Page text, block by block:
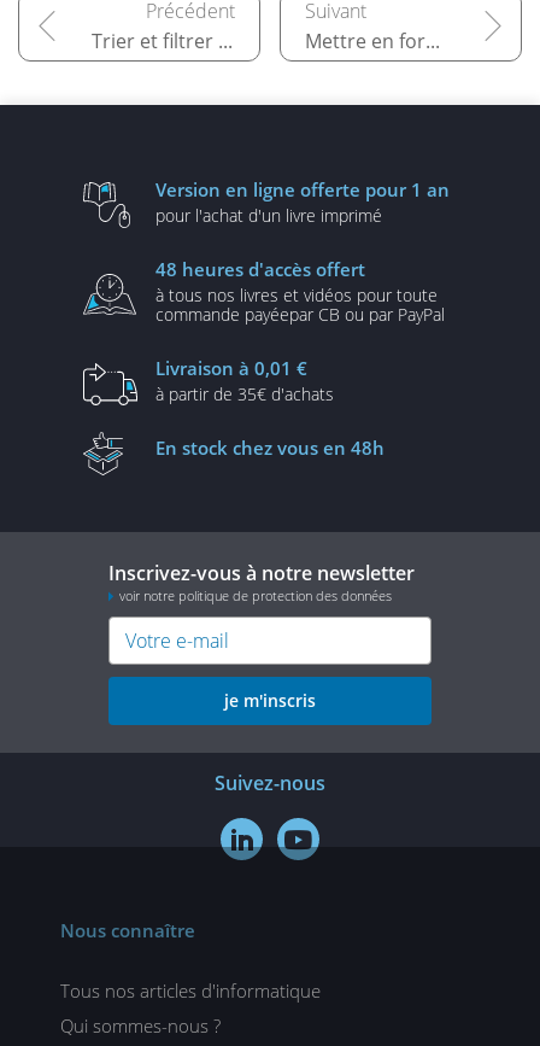
Trier et filtrer de grands ensembles de données Mettre en forme les résultats
Version en ligne offerte pour 1 an
pour l'achat d'un livre imprimé
48 heures d'accès offert
à tous nos livres et vidéos pour toute
commande payéepar CB ou par PayPal
Livraison à 0,01 €
à partir de 35€ d'achats
En stock chez vous en 48h
Inscrivez-vous à notre newsletter
voir notre politique de protection des données
je m'inscris
Suivez-nous
 
Nous connaître
Tous nos articles d'informatique
Qui sommes-nous ?